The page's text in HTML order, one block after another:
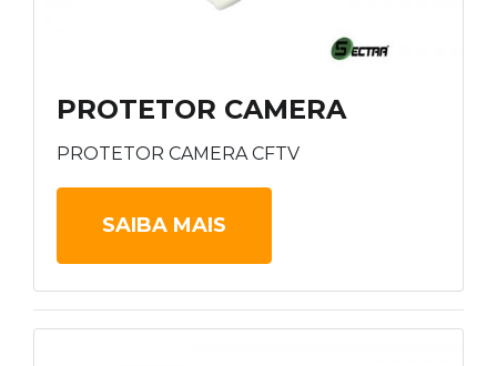
PROTETOR CAMERA
PROTETOR CAMERA CFTV
SAIBA MAIS